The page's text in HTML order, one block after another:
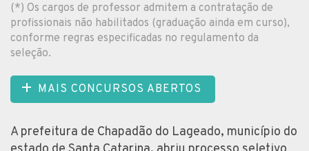
(*) Os cargos de professor admitem a contratação de
profissionais não habilitados (graduação ainda em curso),
conforme regras especificadas no regulamento da
seleção.
MAIS CONCURSOS ABERTOS
A prefeitura de Chapadão do Lageado, município do